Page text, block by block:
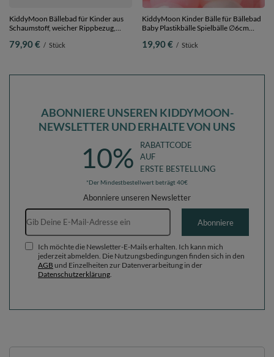
KiddyMoon Bällebad für Kinder aus
Schaumstoff, weicher Rippbezug,
Violett: Pastellbeige/Weiß/Perle/Grau,
79,90 € / Stück
KiddyMoon Kinder Bälle für Bällebad
Baby Plastikbälle Spielbälle ∅6cm
puderrosa/perle/transparent, 100
19,90 € / Stück
ABONNIERE UNSEREN KIDDYMOON-
NEWSLETTER UND ERHALTE VON UNS
10%
RABATTCODE
AUF
ERSTE BESTELLUNG
*Der Mindestbestellwert beträgt 40€
Abonniere unseren Newsletter
E-Mail-Adresse
Abonniere
Ich möchte die Newsletter-E-Mails erhalten. Ich kann mich
jederzeit abmelden. Die Nutzungsbedingungen finden sich in den
AGB und Einzelheiten zur Datenverarbeitung in der
Datenschutzerklärung